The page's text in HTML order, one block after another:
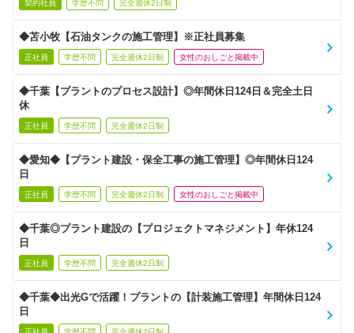
契約社員 学歴不問 完全週休2日制
◆苫小牧【石油タンクの施工管理】※正社員募集
正社員 学歴不問 完全週休2日制 女性のおしごと掲載中
◆千葉【プラントのプロセス設計】◎年間休日124日＆完全土日
休
正社員 学歴不問 完全週休2日制
◆愛知◆【プラント建設・保全工事の施工管理】◎年間休日124
日
正社員 学歴不問 完全週休2日制 女性のおしごと掲載中
◆千葉◎プラント建設の【プロジェクトマネジメント】年休124
日
正社員 学歴不問 完全週休2日制
◆千葉◆出光Gで活躍！プラントの【計装施工管理】年間休日124
日